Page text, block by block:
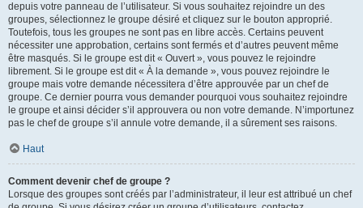
depuis votre panneau de l’utilisateur. Si vous souhaitez rejoindre un des
groupes, sélectionnez le groupe désiré et cliquez sur le bouton approprié.
Toutefois, tous les groupes ne sont pas en libre accès. Certains peuvent
nécessiter une approbation, certains sont fermés et d’autres peuvent même
être masqués. Si le groupe est dit « Ouvert », vous pouvez le rejoindre
librement. Si le groupe est dit « À la demande », vous pouvez rejoindre le
groupe mais votre demande nécessitera d’être approuvée par un chef de
groupe. Ce dernier pourra vous demander pourquoi vous souhaitez rejoindre
le groupe et ainsi décider s’il approuvera ou non votre demande. N’importunez
pas le chef de groupe s’il annule votre demande, il a sûrement ses raisons.
Haut
Comment devenir chef de groupe ?
Lorsque des groupes sont créés par l’administrateur, il leur est attribué un chef